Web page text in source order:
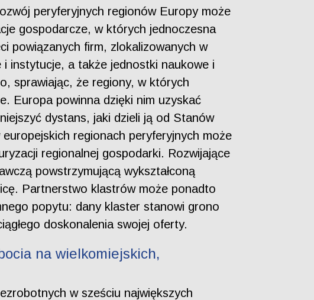
peryferyjnych regionów Europy może
gospodarcze, w których jednoczesna
powiązanych firm, zlokalizowanych w
i instytucje, a także jednostki naukowe i
sprawiając, że regiony, w których
Europa powinna dzięki nim uzyskać
dystans, jaki dzieli ją od Stanów
regionach peryferyjnych może
regionalnej gospodarki. Rozwijające
powstrzymującą wykształconą
Partnerstwo klastrów może ponadto
popytu: dany klaster stanowi grono
doskonalenia swojej oferty.
na wielkomiejskich,
w sześciu największych